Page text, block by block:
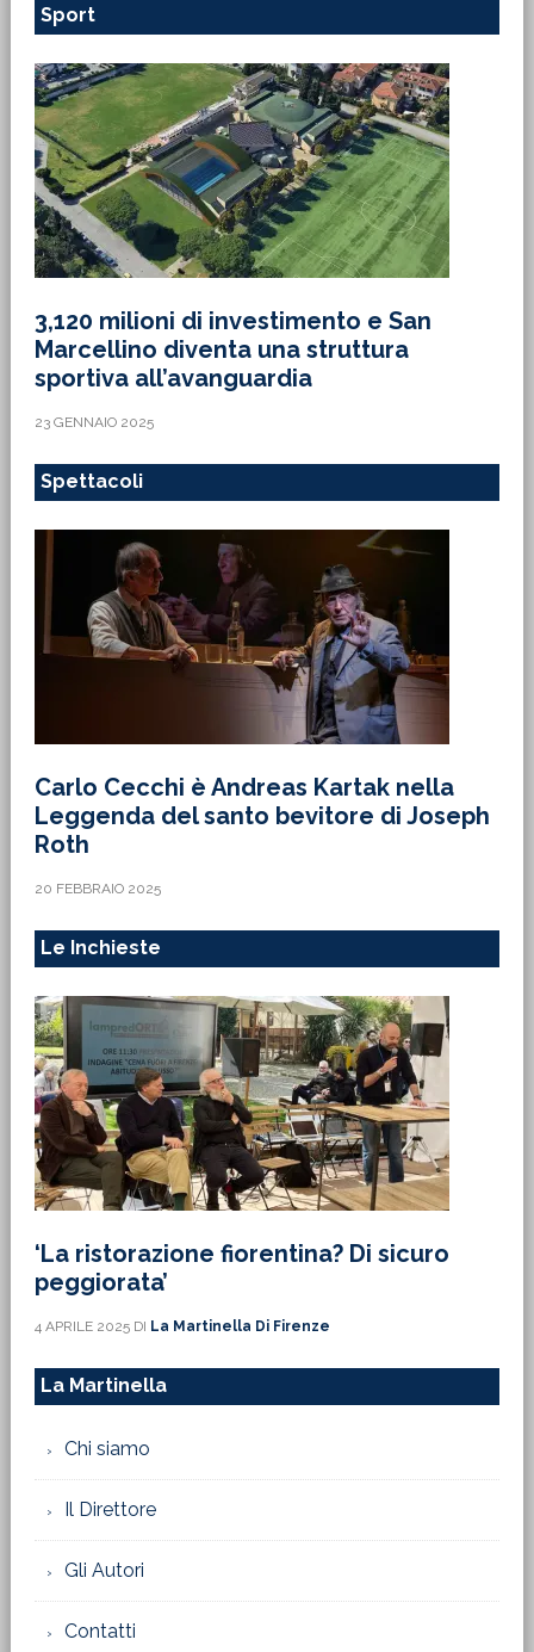
Sport
3,120 milioni di investimento e San
Marcellino diventa una struttura
sportiva all’avanguardia
23 GENNAIO 2025
Spettacoli
Carlo Cecchi è Andreas Kartak nella
Leggenda del santo bevitore di Joseph
Roth
20 FEBBRAIO 2025
Le Inchieste
‘La ristorazione fiorentina? Di sicuro
peggiorata’
4 APRILE 2025DI La Martinella Di Firenze
La Martinella
Chi siamo
Il Direttore
Gli Autori
Contatti